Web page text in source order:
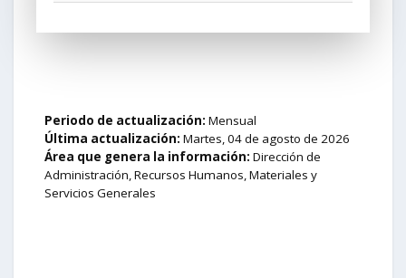
Periodo de actualización: Mensual
Última actualización: Martes, 04 de agosto de 2026
Área que genera la información: Dirección de
Administración, Recursos Humanos, Materiales y
Servicios Generales